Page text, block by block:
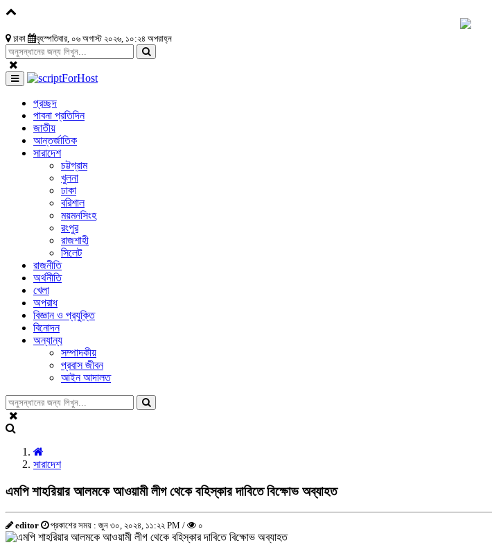
ঢাকা বৃহস্পতিবার, ০৬ অগাস্ট ২০২৬, ১০:২৪ অপরাহ্ন
প্রচ্ছদ
পাবনা প্রতিদিন
জাতীয়
আন্তর্জাতিক
সারাদেশ
চট্টগ্রাম
খুলনা
ঢাকা
বরিশাল
ময়মনসিংহ
রংপুর
রাজশাহী
সিলেট
রাজনীতি
অর্থনীতি
খেলা
অপরাধ
বিজ্ঞান ও প্রযুক্তি
বিনোদন
অন্যান্য
সম্পাদকীয়
প্রবাস জীবন
আইন আদালত
সারাদেশ
এমপি শাহরিয়ার আলমকে আওয়ামী লীগ থেকে বহিস্কার দাবিতে বিক্ষোভ অব্যাহত
editor প্রকাশের সময় : জুন ৩০, ২০২৪, ১১:২২ PM / ০